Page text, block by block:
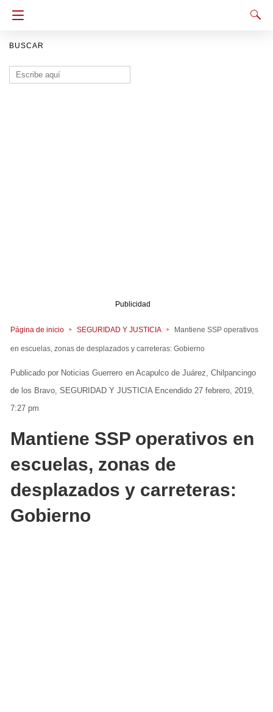
BUSCAR
Buscar:
Publicidad
Página de inicio SEGURIDAD Y JUSTICIA Mantiene SSP operativos
en escuelas, zonas de desplazados y carreteras: Gobierno
Noticias Guerrero en Acapulco de Juárez Chilpancingo
de los Bravo SEGURIDAD Y JUSTICIA Encendido 27 febrero, 2019,
7:27 pm
Mantiene SSP operativos en
escuelas, zonas de
desplazados y carreteras:
Gobierno